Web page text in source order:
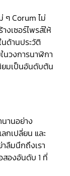
ๆ Corum ไม่
งเซอร์ไพรส์ให้
ด้านประวัติ
นวงการนาฬิกา
ยมเป็นอันดับต้น
านอย่าง
กเปลี่ยน และ
ลืมนึกถึงเรา
องอันดับ 1 ที่